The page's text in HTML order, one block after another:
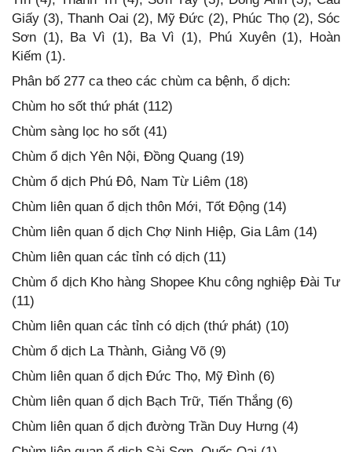
Giấy (3), Thanh Oai (2), Mỹ Đức (2), Phúc Thọ (2), Sóc
Sơn (1), Ba Vì (1), Ba Vì (1), Phú Xuyên (1), Hoàn
Kiếm (1).
Phân bố 277 ca theo các chùm ca bệnh, ổ dịch:
Chùm ho sốt thứ phát (112)
Chùm sàng lọc ho sốt (41)
Chùm ổ dịch Yên Nội, Đồng Quang (19)
Chùm ổ dịch Phú Đô, Nam Từ Liêm (18)
Chùm liên quan ổ dịch thôn Mới, Tốt Động (14)
Chùm liên quan ổ dịch Chợ Ninh Hiệp, Gia Lâm (14)
Chùm liên quan các tỉnh có dịch (11)
Chùm ổ dịch Kho hàng Shopee Khu công nghiệp Đài Tư
(11)
Chùm liên quan các tỉnh có dịch (thứ phát) (10)
Chùm ổ dịch La Thành, Giảng Võ (9)
Chùm liên quan ổ dịch Đức Thọ, Mỹ Đình (6)
Chùm liên quan ổ dịch Bạch Trữ, Tiến Thắng (6)
Chùm liên quan ổ dịch đường Trần Duy Hưng (4)